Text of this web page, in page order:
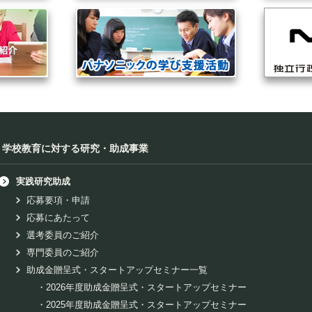
学校教育に対する研究・助成事業
実践研究助成
応募要項・申請
応募にあたって
選考委員のご紹介
専門委員のご紹介
助成金贈呈式・スタートアップセミナー一覧
・ 2026年度助成金贈呈式・スタートアップセミナー
・ 2025年度助成金贈呈式・スタートアップセミナー